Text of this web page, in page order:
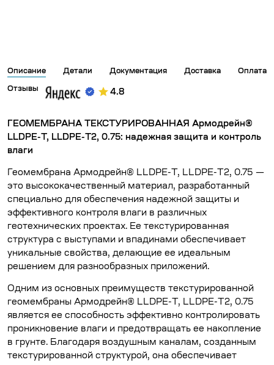
Описание Детали Документация Доставка Оплата
Отзывы 4.8
ГЕОМЕМБРАНА ТЕКСТУРИРОВАННАЯ Армодрейн®
LLDPE-T, LLDPE-T2, 0.75: надежная защита и контроль
влаги
Геомембрана Армодрейн® LLDPE-T, LLDPE-T2, 0.75 —
это высококачественный материал, разработанный
специально для обеспечения надежной защиты и
эффективного контроля влаги в различных
геотехнических проектах. Ее текстурированная
структура с выступами и впадинами обеспечивает
уникальные свойства, делающие ее идеальным
решением для разнообразных приложений.
Одним из основных преимуществ текстурированной
геомембраны Армодрейн® LLDPE-T, LLDPE-T2, 0.75
является ее способность эффективно контролировать
проникновение влаги и предотвращать ее накопление
в грунте. Благодаря воздушным каналам, созданным
текстурированной структурой, она обеспечивает